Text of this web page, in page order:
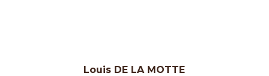
Louis DE LA MOTTE